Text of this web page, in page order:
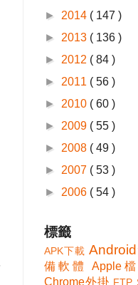
► 2014 ( 147 )
► 2013 ( 136 )
► 2012 ( 84 )
► 2011 ( 56 )
► 2010 ( 60 )
► 2009 ( 55 )
► 2008 ( 49 )
► 2007 ( 53 )
► 2006 ( 54 )
標籤
APK下載
備軟體
Apple
Chrome外掛 FTP